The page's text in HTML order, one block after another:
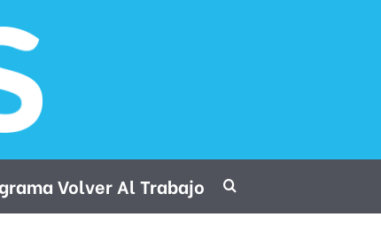
Volver Al Trabajo